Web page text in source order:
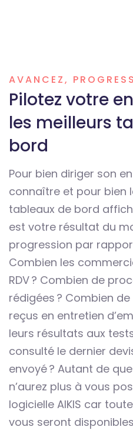
AVANCEZ,
Pilotez votre
les meilleurs
bord
Pour bien diriger son
connaître et pour bien
tableaux de bord
est votre résultat du
progression par
Combien les
RDV ? Combien de
rédigées ? Combien
reçus en entretien
leurs résultats aux
consulté le dernier
envoyé ? Autant de
n’aurez plus à vous
logicielle AIKIS car
vous seront